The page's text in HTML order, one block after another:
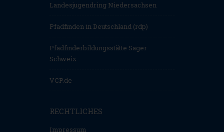
Landesjugendring Niedersachsen
Pfadfinden in Deutschland (rdp)
Pfadfinderbildungsstätte Sager
Schweiz
VCP.de
RECHTLICHES
Impressum